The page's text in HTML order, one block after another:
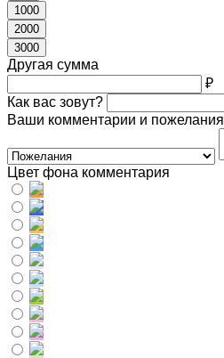
1000
2000
3000
Другая сумма
₽
Как вас зовут?
Ваши комментарии и пожелания
Цвет фона комментария